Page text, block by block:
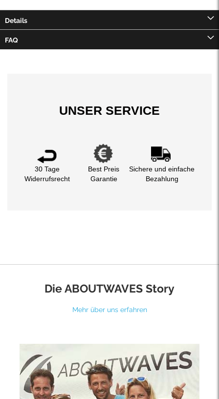
Details
FAQ
UNSER SERVICE
30 Tage
Widerrufsrecht
Best Preis
Garantie
Sichere und einfache
Bezahlung
Die ABOUTWAVES Story
Mehr über uns erfahren